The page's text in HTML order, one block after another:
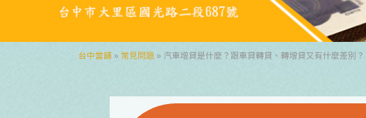
台中當舖 » 常見問題 » 汽車增貸是什麼？跟車貸轉貸、轉增貸又有什麼差別？